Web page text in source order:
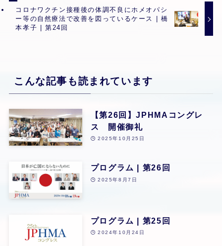
コロナワクチン接種後の体調不良にホメオパシ
ー等の自然療法で改善を図っているケース | 橋
本孝子 | 第24回
こんな記事も読まれています
【第26回】JPHMAコングレ
ス 開催御礼
2025年10月25日
プログラム | 第26回
2025年8月7日
プログラム | 第25回
2024年10月24日